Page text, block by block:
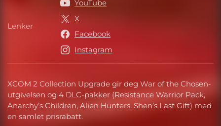
XCOM 2 Collection Upgrade gir deg War of the Chosen-
utgivelsen og 4 DLC-pakker (Resistance Warrior Pack,
Anarchy’s Children, Alien Hunters, Shen’s Last Gift) med
en samlet prisrabatt.
Lenker Lenker
YouTube
X
Facebook
Instagram